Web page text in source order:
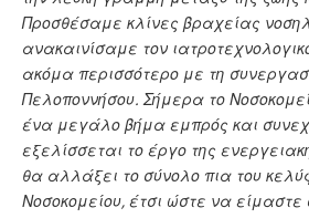
Προσθέσαμε κλίνες βραχείας
ανακαινίσαμε τον
ακόμα περισσότερο με τη
Πελοποννήσου. Σήμερα το
ένα μεγάλο βήμα εμπρός και
εξελίσσεται το έργο της
θα αλλάξει το σύνολο πια του
Νοσοκομείου, έτσι ώστε να